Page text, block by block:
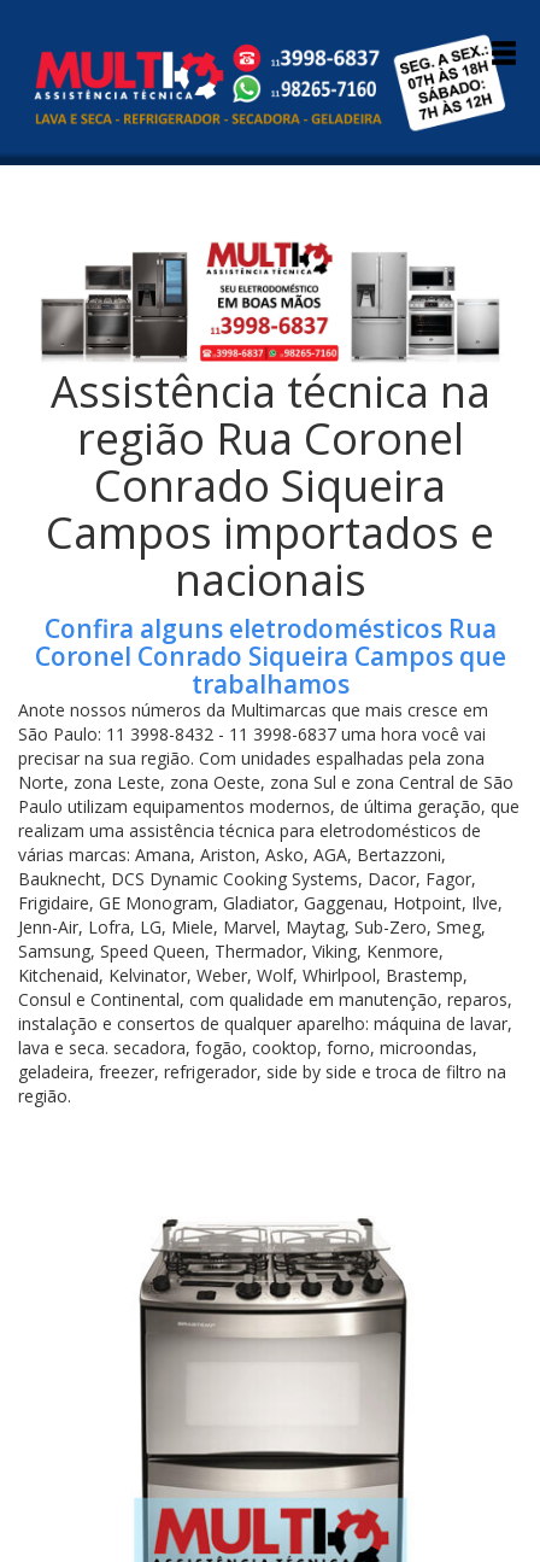
Assistência técnica na
região Rua Coronel
Conrado Siqueira
Campos importados e
nacionais
Confira alguns eletrodomésticos Rua
Coronel Conrado Siqueira Campos que
trabalhamos
Anote nossos números da Multimarcas que mais cresce em
São Paulo: 11 3998-8432 - 11 3998-6837 uma hora você vai
precisar na sua região. Com unidades espalhadas pela zona
Norte, zona Leste, zona Oeste, zona Sul e zona Central de São
Paulo utilizam equipamentos modernos, de última geração, que
realizam uma assistência técnica para eletrodomésticos de
várias marcas: Amana, Ariston, Asko, AGA, Bertazzoni,
Bauknecht, DCS Dynamic Cooking Systems, Dacor, Fagor,
Frigidaire, GE Monogram, Gladiator, Gaggenau, Hotpoint, Ilve,
Jenn-Air, Lofra, LG, Miele, Marvel, Maytag, Sub-Zero, Smeg,
Samsung, Speed Queen, Thermador, Viking, Kenmore,
Kitchenaid, Kelvinator, Weber, Wolf, Whirlpool, Brastemp,
Consul e Continental, com qualidade em manutenção, reparos,
instalação e consertos de qualquer aparelho: máquina de lavar,
lava e seca. secadora, fogão, cooktop, forno, microondas,
geladeira, freezer, refrigerador, side by side e troca de filtro na
região.